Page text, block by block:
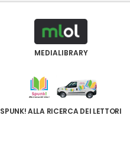
MEDIALIBRARY
SPUNK! ALLA RICERCA DEI LETTORI